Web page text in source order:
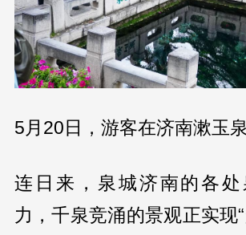
5月20日，游客在济南漱玉泉
连日来，泉城济南的各
力，千泉竞涌的景观正实现“